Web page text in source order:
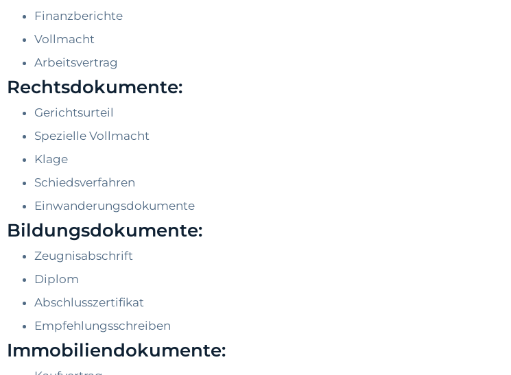
Finanzberichte
Vollmacht
Arbeitsvertrag
Rechtsdokumente:
Gerichtsurteil
Spezielle Vollmacht
Klage
Schiedsverfahren
Einwanderungsdokumente
Bildungsdokumente:
Zeugnisabschrift
Diplom
Abschlusszertifikat
Empfehlungsschreiben
Immobiliendokumente: